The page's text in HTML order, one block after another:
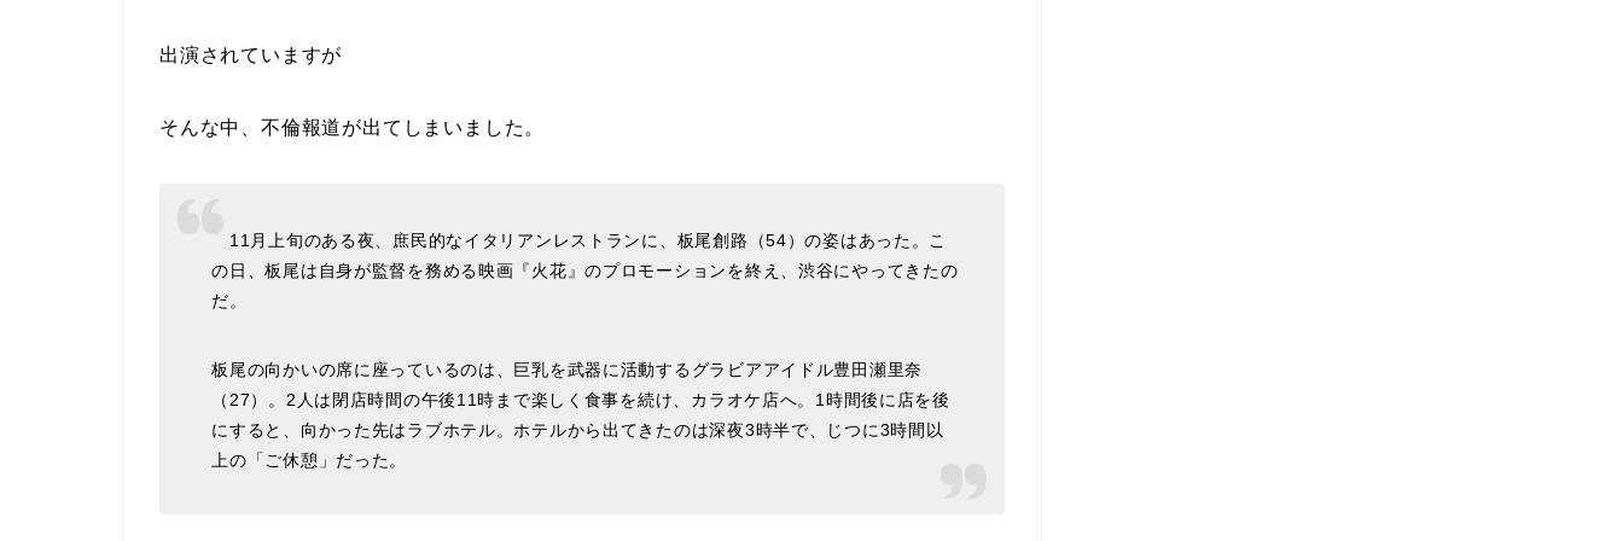
出演されていますが
そんな中、不倫報道が出てしまいました。
11月上旬のある夜、庶民的なイタリアンレストランに、板尾創路（54）の姿はあった。こ
の日、板尾は自身が監督を務める映画『火花』のプロモーションを終え、渋谷にやってきたの
だ。
板尾の向かいの席に座っているのは、巨乳を武器に活動するグラビアアイドル豊田瀬里奈
（27）。2人は閉店時間の午後11時まで楽しく食事を続け、カラオケ店へ。1時間後に店を後
にすると、向かった先はラブホテル。ホテルから出てきたのは深夜3時半で、じつに3時間以
上の「ご休憩」だった。